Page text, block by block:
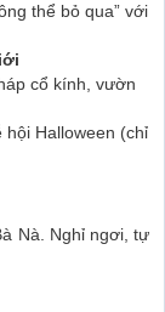
thể bỏ qua” với
cổ kính, vườn
Halloween (chỉ
Nà. Nghỉ ngơi, tự